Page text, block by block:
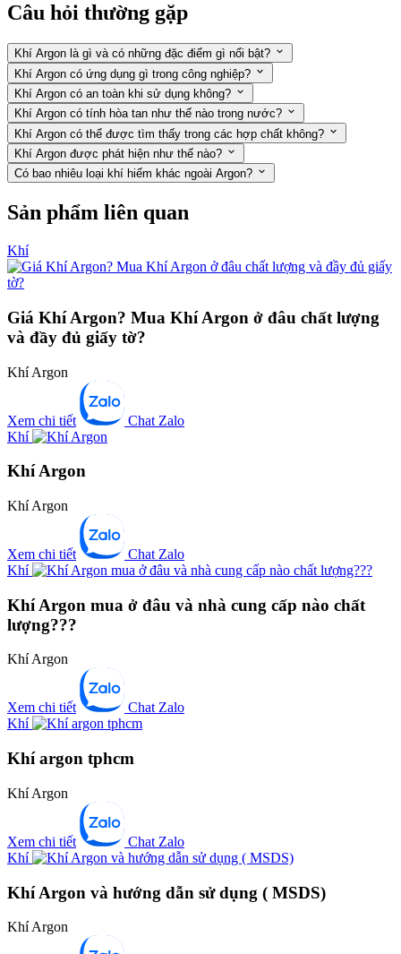
Câu hỏi thường gặp
Khí Argon là gì và có những đặc điểm gì nổi bật?
Khí Argon có ứng dụng gì trong công nghiệp?
Khí Argon có an toàn khi sử dụng không?
Khí Argon có tính hòa tan như thế nào trong nước?
Khí Argon có thể được tìm thấy trong các hợp chất không?
Khí Argon được phát hiện như thế nào?
Có bao nhiêu loại khí hiếm khác ngoài Argon?
Sản phẩm liên quan
Khí
Giá Khí Argon? Mua Khí Argon ở đâu chất lượng
và đầy đủ giấy tờ?
Khí Argon
Xem chi tiết
Chat Zalo
Khí
Khí Argon
Khí Argon
Xem chi tiết
Chat Zalo
Khí
Khí Argon mua ở đâu và nhà cung cấp nào chất
lượng???
Khí Argon
Xem chi tiết
Chat Zalo
Khí
Khí argon tphcm
Khí Argon
Xem chi tiết
Chat Zalo
Khí
Khí Argon và hướng dẫn sử dụng ( MSDS)
Khí Argon